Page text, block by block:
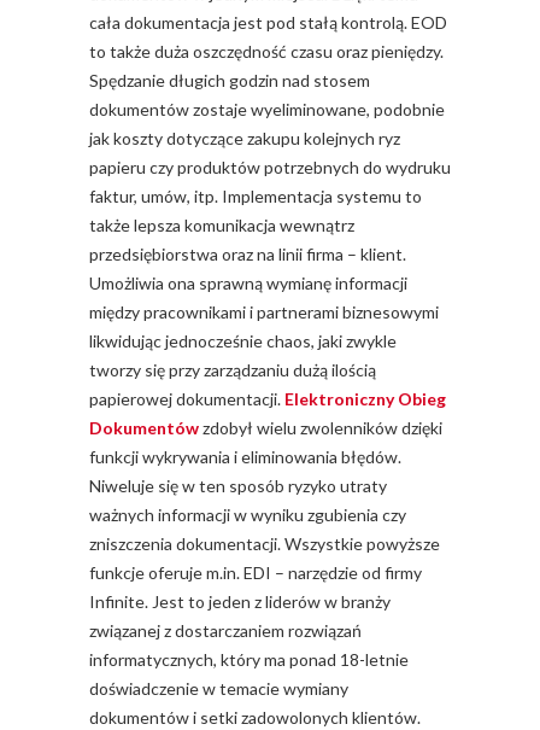
cała dokumentacja jest pod stałą kontrolą. EOD
to także duża oszczędność czasu oraz pieniędzy.
Spędzanie długich godzin nad stosem
dokumentów zostaje wyeliminowane, podobnie
jak koszty dotyczące zakupu kolejnych ryz
papieru czy produktów potrzebnych do wydruku
faktur, umów, itp. Implementacja systemu to
także lepsza komunikacja wewnątrz
przedsiębiorstwa oraz na linii firma – klient.
Umożliwia ona sprawną wymianę informacji
między pracownikami i partnerami biznesowymi
likwidując jednocześnie chaos, jaki zwykle
tworzy się przy zarządzaniu dużą ilością
papierowej dokumentacji. Elektroniczny Obieg
Dokumentówzdobył wielu zwolenników dzięki
funkcji wykrywania i eliminowania błędów.
Niweluje się w ten sposób ryzyko utraty
ważnych informacji w wyniku zgubienia czy
zniszczenia dokumentacji. Wszystkie powyższe
funkcje oferuje m.in. EDI – narzędzie od firmy
Infinite. Jest to jeden z liderów w branży
związanej z dostarczaniem rozwiązań
informatycznych, który ma ponad 18-letnie
doświadczenie w temacie wymiany
dokumentów i setki zadowolonych klientów.